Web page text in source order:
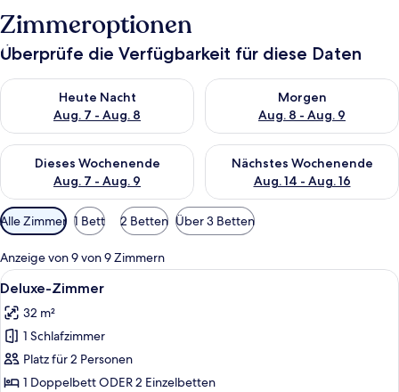
Zimmeroptionen
Überprüfe die Verfügbarkeit für diese Daten
Heute Nacht
Aug. 7 - Aug. 8
Überprüfe die Verfügbarkeit für heute Nacht, Aug. 7 - Aug. 8.
Morgen
Aug. 8 - Aug. 9
Überprüfe die Verfügbarkeit
Dieses Wochenende
Aug. 7 - Aug. 9
Überprüfe die Verfügbarkeit für dieses Wochenende, Aug. 7
Nächstes Wochenende
Aug. 14 - Aug. 16
Überprüfe die Verfügbarkeit
Verfügbare
Filter
für
Zimmer
Alle Zimmer 1 Bett 2 Betten Über 3 Betten
Anzeige von 9 von 9 Zimmern
Alle
Fotos
für
Deluxe-
Zimmer
anzeigen
Ein Hotelzimmer mit einem großen
10
Deluxe-Zimmer
32 m²
1 Schlafzimmer
Platz für 2 Personen
1 Doppelbett ODER 2 Einzelbetten